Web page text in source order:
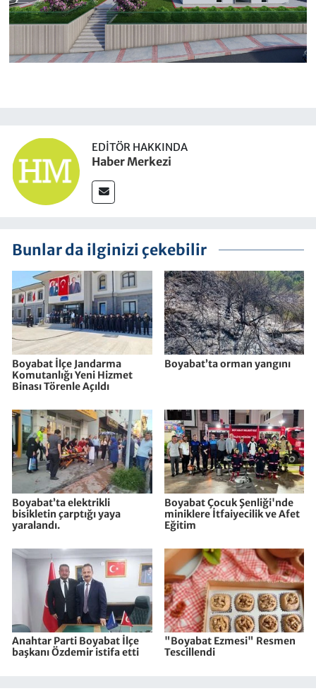
EDITÖR HAKKINDA
Haber Merkezi
Bunlar da ilginizi çekebilir
Boyabat İlçe Jandarma
Komutanlığı Yeni Hizmet
Binası Törenle Açıldı
Boyabat’ta orman yangını
Boyabat’ta elektrikli
bisikletin çarptığı yaya
yaralandı.
Boyabat Çocuk Şenliği'nde
miniklere İtfaiyecilik ve Afet
Eğitim
Anahtar Parti Boyabat İlçe
başkanı Özdemir istifa etti
"Boyabat Ezmesi" Resmen
Tescillendi